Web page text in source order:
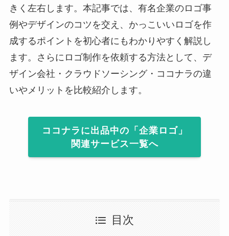
きく左右します。本記事では、有名企業のロゴ事
例やデザインのコツを交え、かっこいいロゴを作
成するポイントを初心者にもわかりやすく解説し
ます。さらにロゴ制作を依頼する方法として、デ
ザイン会社・クラウドソーシング・ココナラの違
いやメリットを比較紹介します。
ココナラに出品中の「企業ロゴ」
関連サービス一覧へ
目次